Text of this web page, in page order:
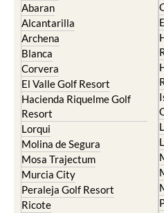
Abaran
Alcantarilla
Archena
Blanca
Corvera
El Valle Golf Resort
Hacienda Riquelme Golf
Resort
Lorqui
Molina de Segura
Mosa Trajectum
Murcia City
Peraleja Golf Resort
Ricote